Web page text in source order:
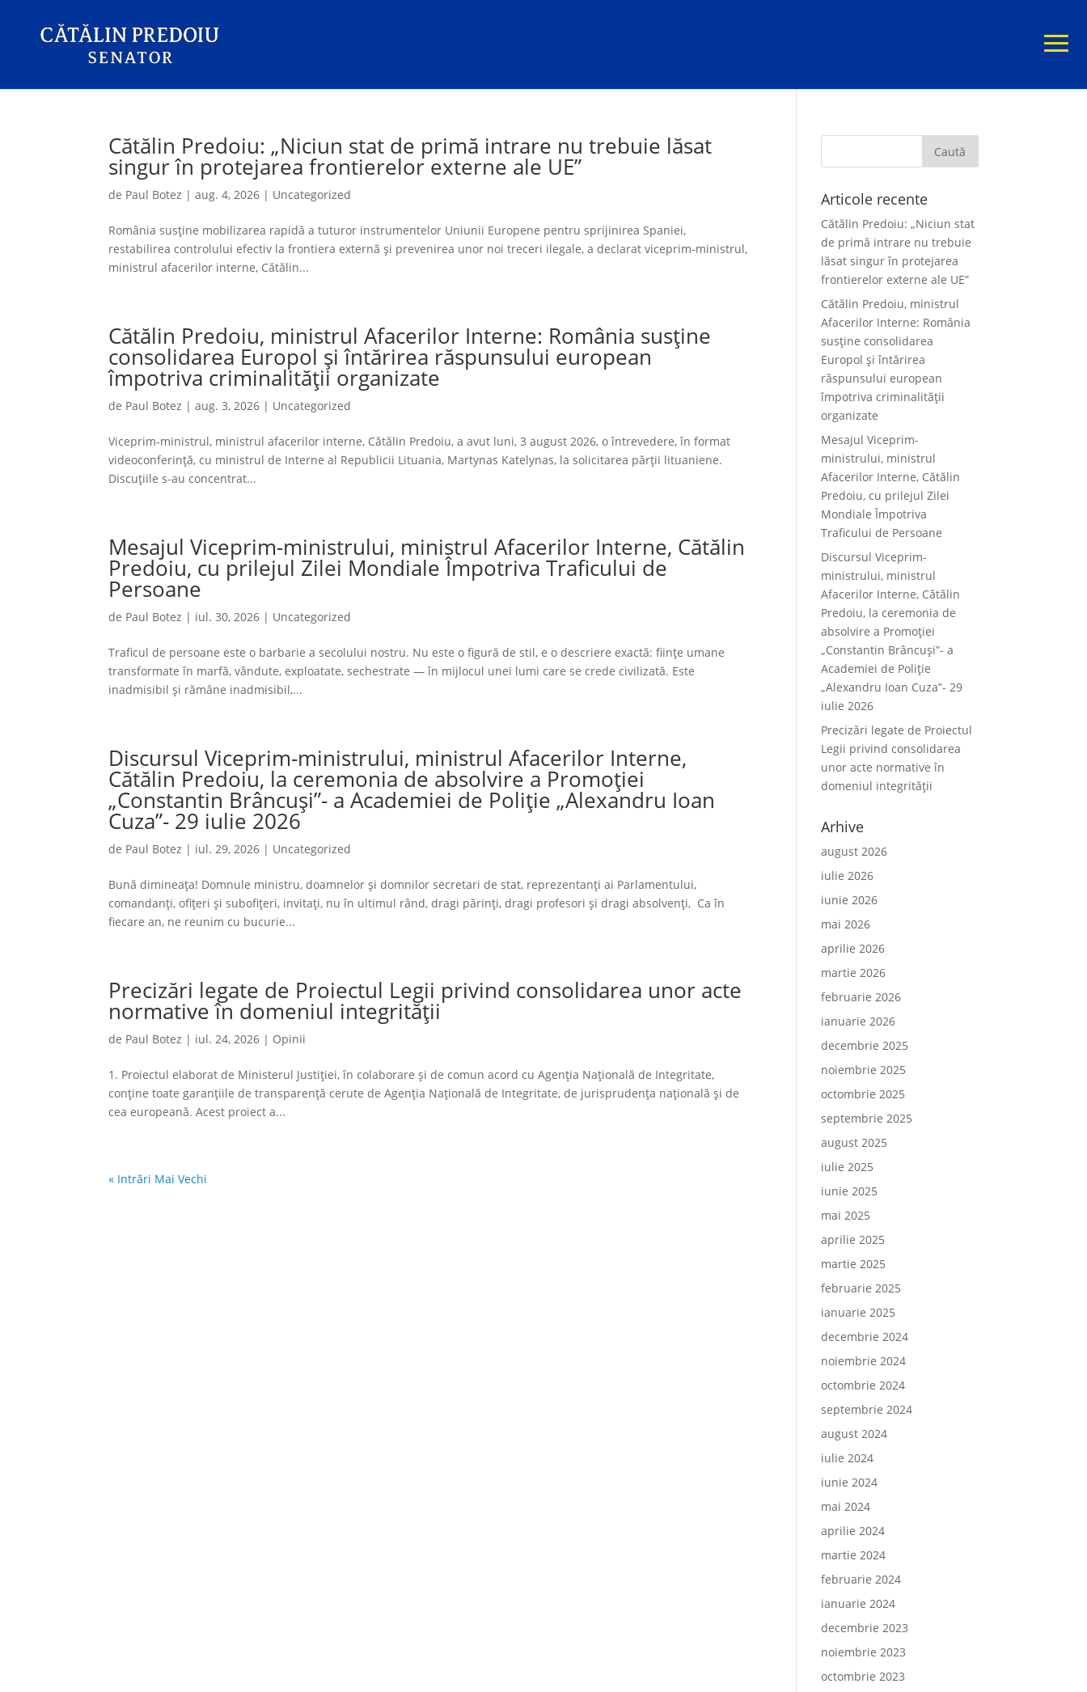
Cătălin Predoiu: „Niciun stat de primă intrare nu trebuie lăsat
singur în protejarea frontierelor externe ale UE”
de Paul Botez |aug. 4, 2026 | Uncategorized
România susține mobilizarea rapidă a tuturor instrumentelor Uniunii Europene pentru sprijinirea Spaniei,
restabilirea controlului efectiv la frontiera externă și prevenirea unor noi treceri ilegale, a declarat viceprim-ministrul,
ministrul afacerilor interne, Cătălin...
Cătălin Predoiu, ministrul Afacerilor Interne: România susține
consolidarea Europol și întărirea răspunsului european
împotriva criminalității organizate
de Paul Botez |aug. 3, 2026 | Uncategorized
Viceprim-ministrul, ministrul afacerilor interne, Cătălin Predoiu, a avut luni, 3 august 2026, o întrevedere, în format
videoconferință, cu ministrul de Interne al Republicii Lituania, Martynas Katelynas, la solicitarea părții lituaniene.
Discuțiile s-au concentrat...
Mesajul Viceprim-ministrului, ministrul Afacerilor Interne, Cătălin
Predoiu, cu prilejul Zilei Mondiale Împotriva Traficului de
Persoane
de Paul Botez | iul. 30, 2026 | Uncategorized
Traficul de persoane este o barbarie a secolului nostru. Nu este o figură de stil, e o descriere exactă: ființe umane
transformate în marfă, vândute, exploatate, sechestrate — în mijlocul unei lumi care se crede civilizată. Este
inadmisibil și rămâne inadmisibil,...
Discursul Viceprim-ministrului, ministrul Afacerilor Interne,
Cătălin Predoiu, la ceremonia de absolvire a Promoției
„Constantin Brâncuși”- a Academiei de Poliție „Alexandru Ioan
Cuza”- 29 iulie 2026
de Paul Botez | iul. 29, 2026 | Uncategorized
Bună dimineața! Domnule ministru, doamnelor și domnilor secretari de stat, reprezentanți ai Parlamentului,
comandanți, ofițeri și subofițeri, invitați, nu în ultimul rând, dragi părinți, dragi profesori și dragi absolvenți, Ca în
fiecare an, ne reunim cu bucurie...
Precizări legate de Proiectul Legii privind consolidarea unor acte
normative în domeniul integrității
de Paul Botez | iul. 24, 2026 | Opinii
1. Proiectul elaborat de Ministerul Justiției, în colaborare și de comun acord cu Agenția Națională de Integritate,
conține toate garanțiile de transparență cerute de Agenția Națională de Integritate, de jurisprudența națională și de
cea europeană. Acest proiect a...
« Intrări Mai Vechi
Articole recente
Cătălin Predoiu: „Niciun stat
de primă intrare nu trebuie
lăsat singur în protejarea
frontierelor externe ale UE”
Cătălin Predoiu, ministrul
Afacerilor Interne: România
susține consolidarea
Europol și întărirea
răspunsului european
împotriva criminalității
organizate
Mesajul Viceprim-
ministrului, ministrul
Afacerilor Interne, Cătălin
Predoiu, cu prilejul Zilei
Mondiale Împotriva
Traficului de Persoane
Discursul Viceprim-
ministrului, ministrul
Afacerilor Interne, Cătălin
Predoiu, la ceremonia de
absolvire a Promoției
„Constantin Brâncuși”- a
Academiei de Poliție
„Alexandru Ioan Cuza”- 29
iulie 2026
Precizări legate de Proiectul
Legii privind consolidarea
unor acte normative în
domeniul integrității
Arhive
august 2026
iulie 2026
iunie 2026
mai 2026
aprilie 2026
martie 2026
februarie 2026
ianuarie 2026
decembrie 2025
noiembrie 2025
octombrie 2025
septembrie 2025
august 2025
iulie 2025
iunie 2025
mai 2025
aprilie 2025
martie 2025
februarie 2025
ianuarie 2025
decembrie 2024
noiembrie 2024
octombrie 2024
septembrie 2024
august 2024
iulie 2024
iunie 2024
mai 2024
aprilie 2024
martie 2024
februarie 2024
ianuarie 2024
decembrie 2023
noiembrie 2023
octombrie 2023